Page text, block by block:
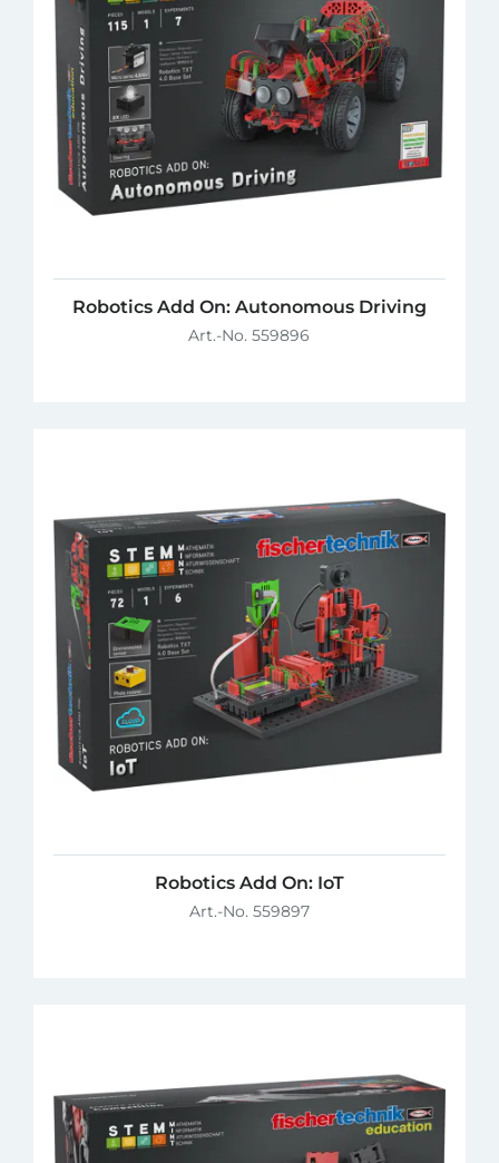
Robotics Add On: Autonomous Driving
Art.-No. 559896
Robotics Add On: IoT
Art.-No. 559897